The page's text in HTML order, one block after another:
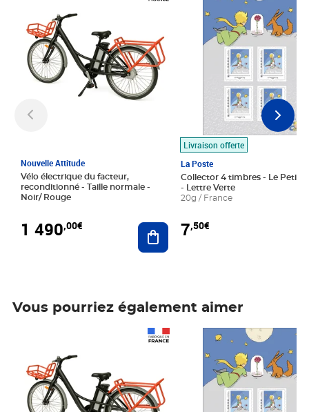
Nouvelle Attitude
Vélo électrique du facteur,
reconditionné - Taille normale -
Noir/ Rouge
1 490,00€ Ajouter au panier
Livraison offerte
La Poste
Collector 4 timbres - Le Petit
- Lettre Verte
20g / France
7,50€
Vous pourriez également aimer
Prix 7,50€